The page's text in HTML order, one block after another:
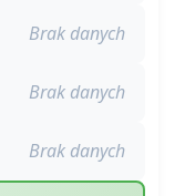
Brak danych
Brak danych
Brak danych